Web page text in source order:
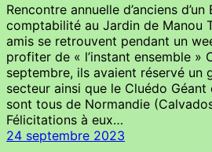
Rencontre annuelle d’anciens d’un
comptabilité au Jardin de Manou
amis se retrouvent pendant un
profiter de « l’instant ensemble »
septembre, ils avaient réservé un
secteur ainsi que le Cluédo Géant
sont tous de Normandie
Félicitations à eux…
24 septembre 2023